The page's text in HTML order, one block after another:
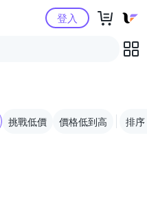
購物中心登入
挑戰低價 價格低到高 排序